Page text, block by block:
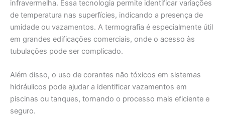
infravermelha. Essa tecnologia permite identificar variações
de temperatura nas superfícies, indicando a presença de
umidade ou vazamentos. A termografia é especialmente útil
em grandes edificações comerciais, onde o acesso às
tubulações pode ser complicado.
Além disso, o uso de corantes não tóxicos em sistemas
hidráulicos pode ajudar a identificar vazamentos em
piscinas ou tanques, tornando o processo mais eficiente e
seguro.